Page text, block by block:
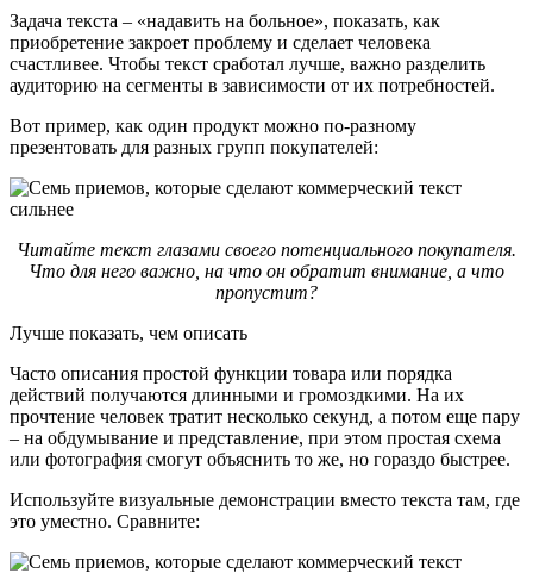
Задача текста – «надавить на больное», показать, как
приобретение закроет проблему и сделает человека
счастливее. Чтобы текст сработал лучше, важно разделить
аудиторию на сегменты в зависимости от их потребностей.
Вот пример, как один продукт можно по-разному
презентовать для разных групп покупателей:
Читайте текст глазами своего потенциального покупателя.
Что для него важно, на что он обратит внимание, а что
пропустит?
Лучше показать, чем описать
Часто описания простой функции товара или порядка
действий получаются длинными и громоздкими. На их
прочтение человек тратит несколько секунд, а потом еще пару
– на обдумывание и представление, при этом простая схема
или фотография смогут объяснить то же, но гораздо быстрее.
Используйте визуальные демонстрации вместо текста там, где
это уместно. Сравните: